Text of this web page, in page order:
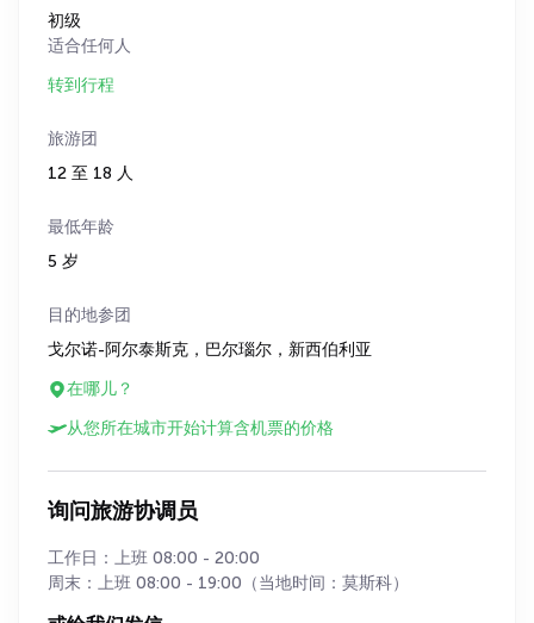
初级
适合任何人
转到行程
旅游团
12 至 18 人
最低年龄
5 岁
目的地参团
戈尔诺-阿尔泰斯克，巴尔瑙尔，新西伯利亚
在哪儿？
从您所在城市开始计算含机票的价格
询问旅游协调员
工作日：上班 08:00 - 20:00
周末：上班 08:00 - 19:00（当地时间：莫斯科）